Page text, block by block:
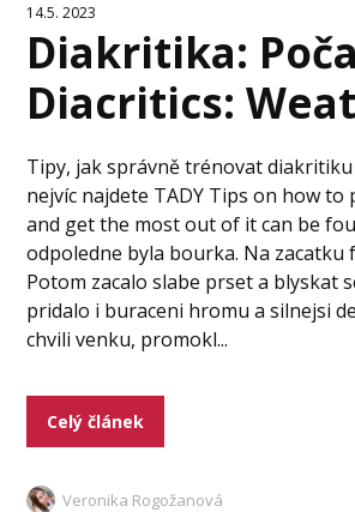
14.5. 2023
Diakritika:
Diacritics:
Tipy, jak správně trénovat diakritiku
nejvíc najdete TADY Tips on how to
and get the most out of it can be
odpoledne byla bourka. Na zacatku
Potom zacalo slabe prset a blyskat
pridalo i buraceni hromu a silnejsi
chvili venku, promokl...
Celý článek
Veronika Rogožanová